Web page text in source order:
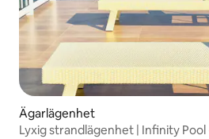
Ägarlägenhet
Lyxig strandlägenhet | Infinity